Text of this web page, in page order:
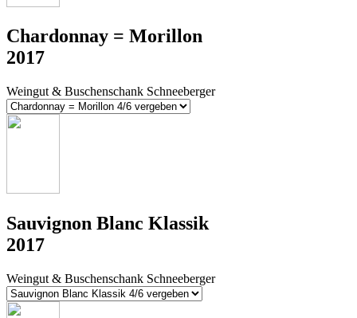
Chardonnay = Morillon
2017
Weingut & Buschenschank Schneeberger
Sauvignon Blanc Klassik
2017
Weingut & Buschenschank Schneeberger